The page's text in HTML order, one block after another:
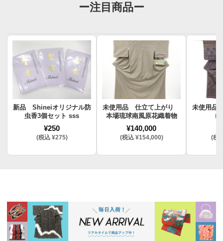
ー注目商品ー
新品 Shineiオリジナル防
虫香3個セット sss
¥250
(税込 ¥275)
未使用品 仕立て上がり
本場琉球南風原花織着物
¥140,000
(税込 ¥154,000)
未使用品
(税